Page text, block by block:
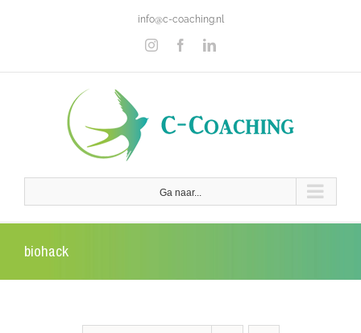
info@c-coaching.nl
InstagramFacebookLinkedIn
Ga naar...
biohack